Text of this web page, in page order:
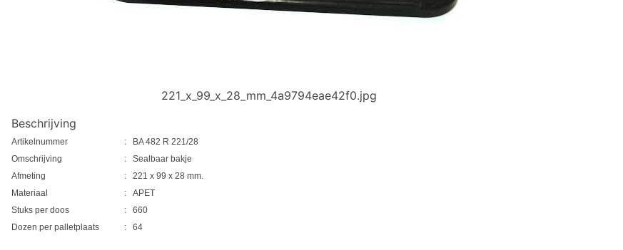
221_x_99_x_28_mm_4a9794eae42f0.jpg
Beschrijving
Artikelnummer :
BA 482 R 221/28
Omschrijving
:
Sealbaar bakje
Afmeting
:
221 x 99 x 28 mm.
Materiaal
:
APET
Stuks per doos
:
660
Dozen per palletplaats
: 64